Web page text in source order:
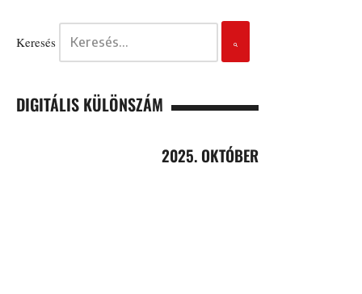
Keresés
DIGITÁLIS KÜLÖNSZÁM
2025. OKTÓBER